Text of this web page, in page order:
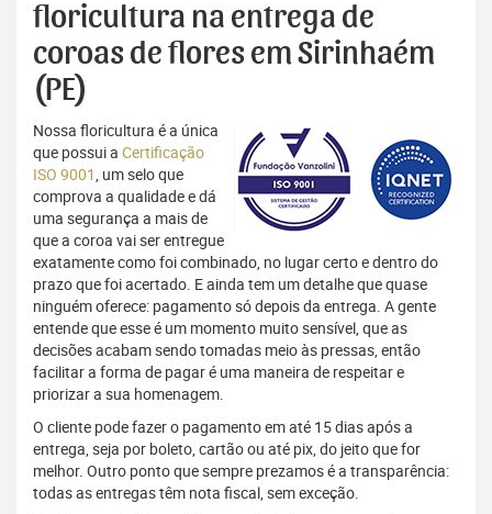
floricultura na entrega de
coroas de flores em Sirinhaém
(PE)
Nossa floricultura é a única
que possui a Certificação
ISO 9001, um selo que
comprova a qualidade e dá
uma segurança a mais de
que a coroa vai ser entregue
exatamente como foi combinado, no lugar certo e dentro do
prazo que foi acertado. E ainda tem um detalhe que quase
ninguém oferece: pagamento só depois da entrega. A gente
entende que esse é um momento muito sensível, que as
decisões acabam sendo tomadas meio às pressas, então
facilitar a forma de pagar é uma maneira de respeitar e
priorizar a sua homenagem.
O cliente pode fazer o pagamento em até 15 dias após a
entrega, seja por boleto, cartão ou até pix, do jeito que for
melhor. Outro ponto que sempre prezamos é a transparência:
todas as entregas têm nota fiscal, sem exceção.